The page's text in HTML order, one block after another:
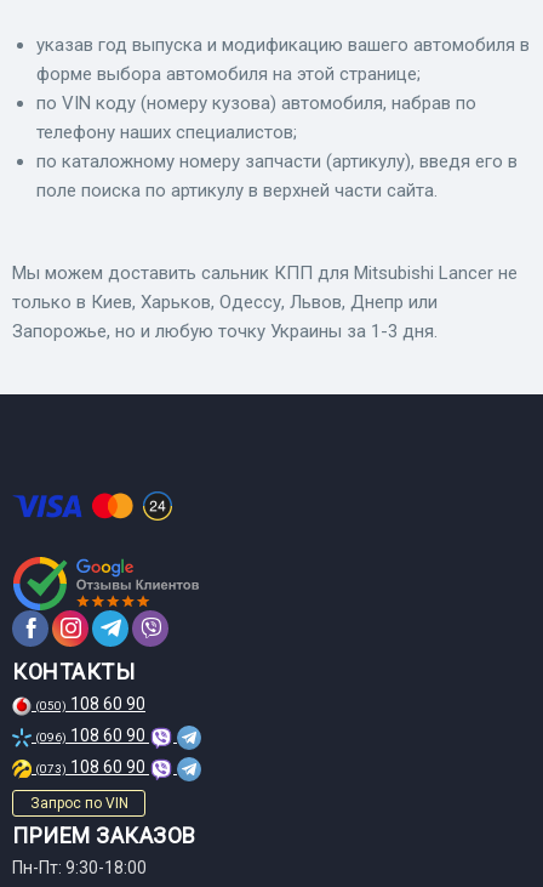
указав год выпуска и модификацию вашего автомобиля в
форме выбора автомобиля на этой странице;
по VIN коду (номеру кузова) автомобиля, набрав по
телефону наших специалистов;
по каталожному номеру запчасти (артикулу), введя его в
поле поиска по артикулу в верхней части сайта.
Мы можем доставить сальник КПП для Mitsubishi Lancer не
только в Киев, Харьков, Одессу, Львов, Днепр или
Запорожье, но и любую точку Украины за 1-3 дня.
КОНТАКТЫ
(050) 108 60 90
(096) 108 60 90
(073) 108 60 90
Запрос по VIN
ПРИЕМ ЗАКАЗОВ
Пн-Пт: 9:30-18:00